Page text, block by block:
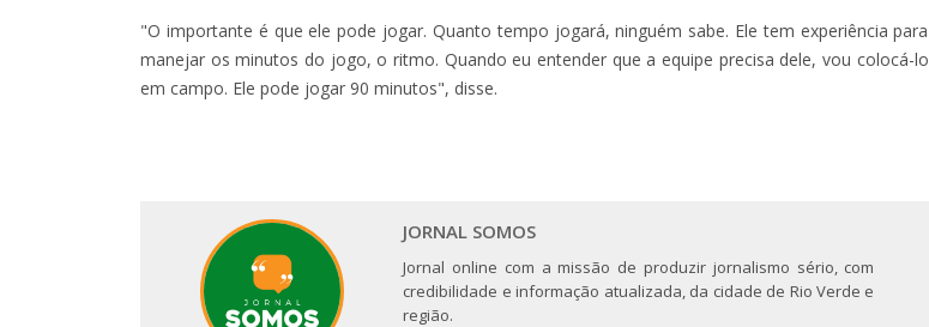
"O importante é que ele pode jogar. Quanto tempo jogará, ninguém sabe. Ele tem experiência para
manejar os minutos do jogo, o ritmo. Quando eu entender que a equipe precisa dele, vou colocá-lo
em campo. Ele pode jogar 90 minutos", disse.
JORNAL SOMOS
Jornal online com a missão de produzir jornalismo sério, com
credibilidade e informação atualizada, da cidade de Rio Verde e
região.